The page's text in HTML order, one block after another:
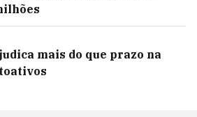
mais do que prazo na